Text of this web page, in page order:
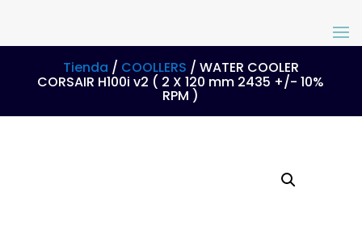
Tienda / COOLLERS / WATER COOLER
CORSAIR H100i v2 ( 2 X 120 mm 2435 +/- 10%
RPM )